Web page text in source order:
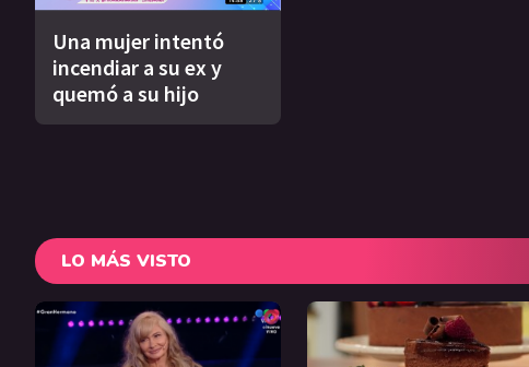
Una mujer intentó
incendiar a su ex y
quemó a su hijo
LO MÁS VISTO